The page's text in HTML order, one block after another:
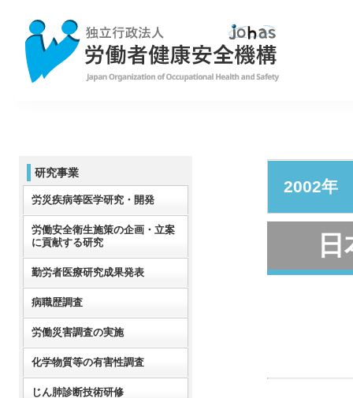
2002年
研究事業
労災疾病等医学研究・開発
労働安全衛生施策の企画・立案
に貢献する研究
勤労者医療研究成果発表
病職歴調査
労働災害調査の実施
化学物質等の有害性調査
じん肺診断技術研修